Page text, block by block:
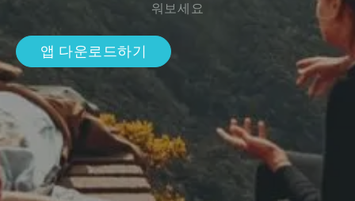
워보세요
앱 다운로드하기